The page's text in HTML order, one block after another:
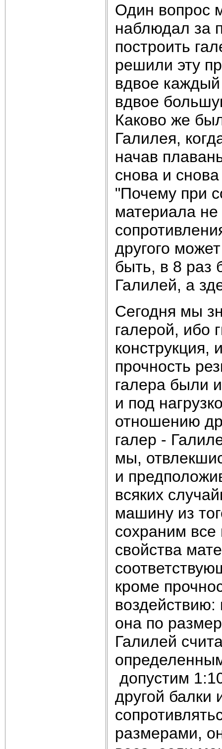
Один вопрос
наблюдал за
построить
решили эту
вдвое каждый
вдвое
Каково же
Галилея,
начав
снова и
"Почему при
материала не
другого
быть, в 8 раз
Галилей, а
Сегодня мы
галерой, ибо
конструкция,
прочность
галера были
и под
отношению
галер -
мы,
и
всяких
машину из
сохраним
свойства
кроме
она по
Галилей
допустим
другой балки
размерами,